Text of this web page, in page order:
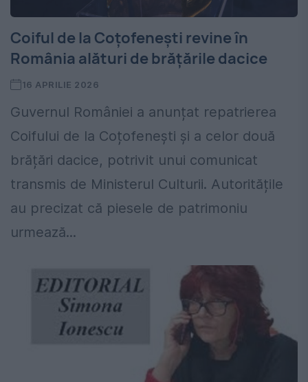
Coiful de la Coțofenești revine în
România alături de brățările dacice
16 APRILIE 2026
Guvernul României a anunțat repatrierea
Coifului de la Coțofenești și a celor două
brățări dacice, potrivit unui comunicat
transmis de Ministerul Culturii. Autoritățile
au precizat că piesele de patrimoniu
urmează...